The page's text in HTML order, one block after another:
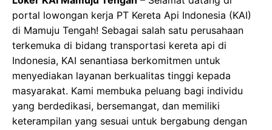
portal lowongan kerja PT Kereta Api Indonesia (KAI)
di Mamuju Tengah! Sebagai salah satu perusahaan
terkemuka di bidang transportasi kereta api di
Indonesia, KAI senantiasa berkomitmen untuk
menyediakan layanan berkualitas tinggi kepada
masyarakat. Kami membuka peluang bagi individu
yang berdedikasi, bersemangat, dan memiliki
keterampilan yang sesuai untuk bergabung dengan